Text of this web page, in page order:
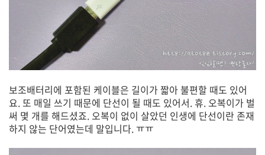
보조배터리에 포함된 케이블은 길이가 짧아 불편할 때도 있어
요. 또 매일 쓰기 때문에 단선이 될 때도 있어서. 휴. 오복이가 벌
써 몇 개를 해드셨죠. 오복이 없이 살았던 인생에 단선이란 존재
하지 않는 단어였는데 말입니다. ㅠㅠ